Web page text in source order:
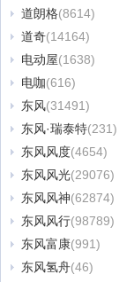
道朗格(8614)
道奇(14164)
电动屋(1638)
电咖(616)
东风(31491)
东风·瑞泰特(231)
东风风度(4654)
东风风光(29076)
东风风神(62874)
东风风行(98789)
东风富康(991)
东风氢舟(46)